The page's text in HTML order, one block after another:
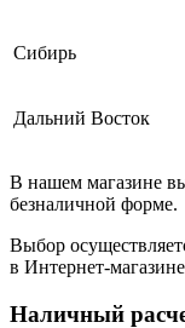
Сибирь
Дальний Восток
В нашем магазине
безналичной форме.
Выбор
в Интернет-
Наличный